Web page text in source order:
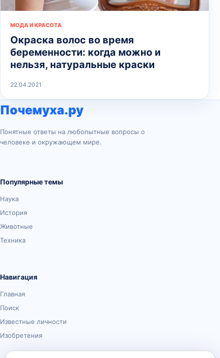
МОДА И КРАСОТА
Окраска волос во время
беременности: когда можно и
нельзя, натуральные краски
22.04.2021
Почемуха.ру
Понятные ответы на любопытные вопросы о
человеке и окружающем мире.
Популярные темы
Наука
История
Животные
Техника
Навигация
Главная
Поиск
Известные личности
Изобретения